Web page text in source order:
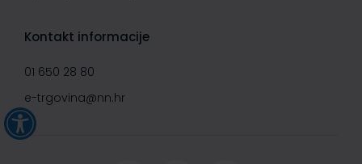
Kontakt informacije
01 650 28 80
e-trgovina@nn.hr